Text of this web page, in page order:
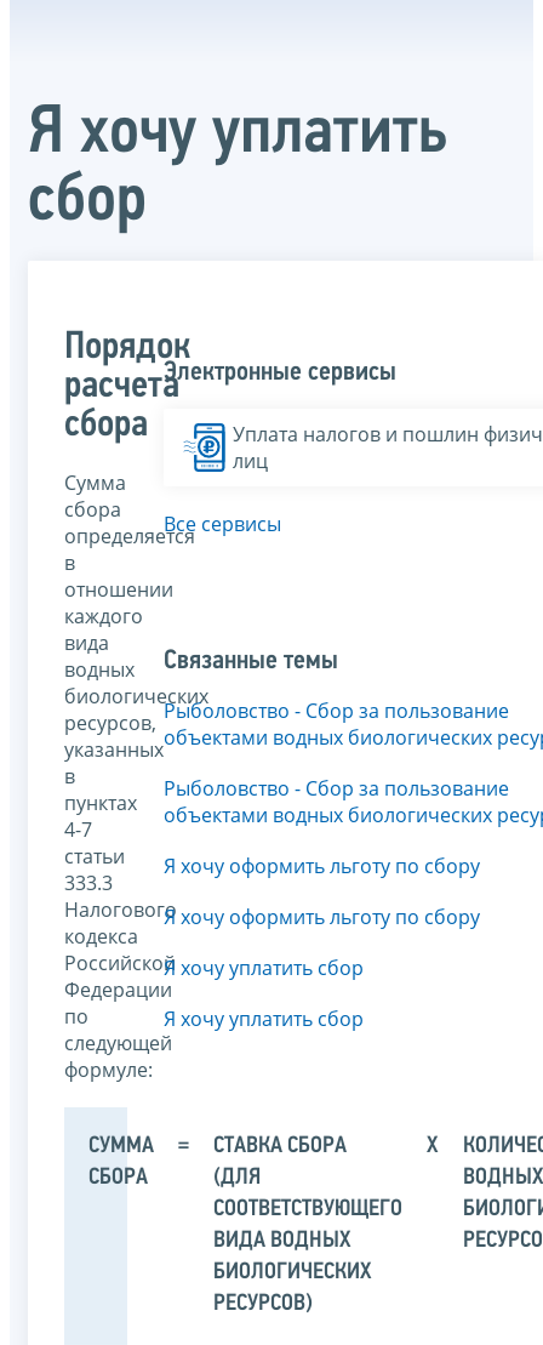
Я хочу уплатить
сбор
Порядок
расчета
сбора
Сумма
сбора
определяется
в
отношении
каждого
вида
водных
биологических
ресурсов,
указанных
в
пунктах
4-7
статьи
333.3
Налогового
кодекса
Российской
Федерации
по
следующей
формуле:
СУММА
СБОРА
=
СТАВКА СБОРА
(ДЛЯ
СООТВЕТСТВУЮЩЕГО
ВИДА ВОДНЫХ
БИОЛОГИЧЕСКИХ
РЕСУРСОВ)
X
ВОДНЫХ
Электронные сервисы
Уплата налогов и пошлин
лиц
Все сервисы
Связанные темы
Рыболовство - Сбор за пользование
объектами водных биологических
Рыболовство - Сбор за пользование
объектами водных биологических
Я хочу оформить льготу по сбору
Я хочу оформить льготу по сбору
Я хочу уплатить сбор
Я хочу уплатить сбор